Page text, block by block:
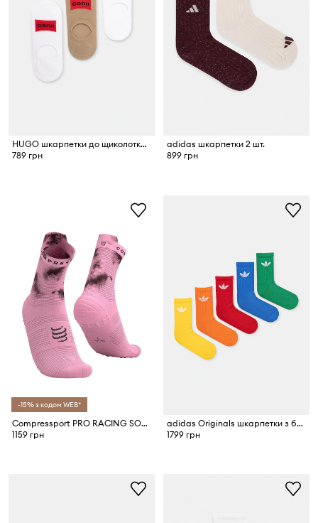
HUGO шкарпетки до щиколотки чоловічі 3P LC LABEL CC 3 шт.
789 грн
adidas шкарпетки 2 шт.
899 грн
-15% з кодом WEB*
Compressport PRO RACING SOCKS V4.0 RUN HIGH
1159 грн
adidas Originals шкарпетки з бавовною 10 шт.
1799 грн